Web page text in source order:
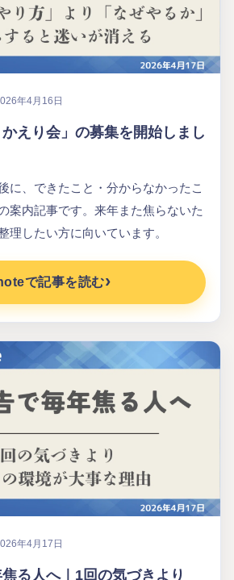
年4月16日
かえり会」の募集を開始しまし
に、できたこと・分からなかったこ
案内記事です。来年また焦らないた
理したい方に向いています。
で記事を読む
年4月17日
る人へ｜1回の気づきより